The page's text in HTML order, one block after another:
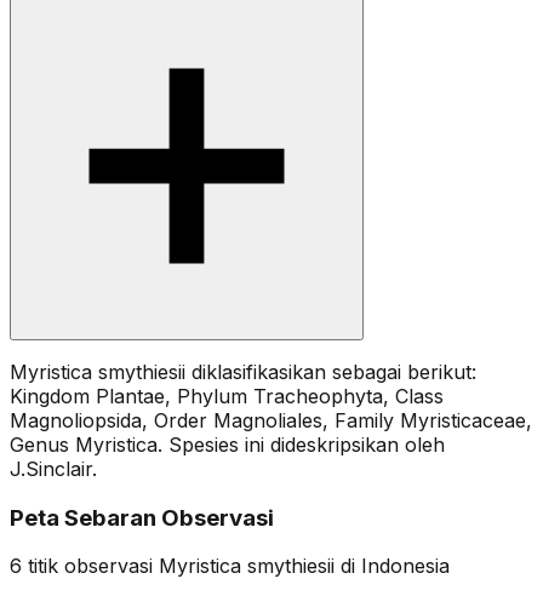
Myristica smythiesii diklasifikasikan sebagai berikut:
Kingdom Plantae, Phylum Tracheophyta, Class
Magnoliopsida, Order Magnoliales, Family Myristicaceae,
Genus Myristica. Spesies ini dideskripsikan oleh
J.Sinclair.
Peta Sebaran Observasi
6 titik observasi Myristica smythiesii di Indonesia